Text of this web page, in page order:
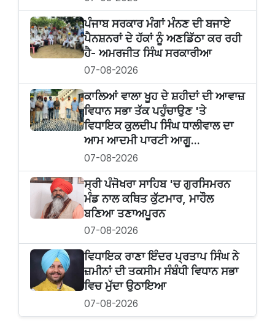
ਪੰਜਾਬ ਸਰਕਾਰ ਮੰਗਾਂ ਮੰਨਣ ਦੀ ਬਜਾਏ
ਪੈਨਸ਼ਨਰਾਂ ਦੇ ਹੱਕਾਂ ਨੂੰ ਅਣਡਿੱਠਾ ਕਰ ਰਹੀ
ਹੈ- ਅਮਰਜੀਤ ਸਿੰਘ ਸਰਕਾਰੀਆ
07-08-2026
ਕਾਲਿਆਂ ਵਾਲਾ ਖੂਹ ਦੇ ਸ਼ਹੀਦਾਂ ਦੀ ਆਵਾਜ਼
ਵਿਧਾਨ ਸਭਾ ਤੱਕ ਪਹੁੰਚਾਉਣ 'ਤੇ
ਵਿਧਾਇਕ ਕੁਲਦੀਪ ਸਿੰਘ ਧਾਲੀਵਾਲ ਦਾ
ਆਮ ਆਦਮੀ ਪਾਰਟੀ ਆਗੂ...
07-08-2026
ਸ੍ਰੀ ਪੰਜੋਖਰਾ ਸਾਹਿਬ 'ਚ ਗੁਰਸਿਮਰਨ
ਮੰਡ ਨਾਲ ਕਥਿਤ ਕੁੱਟਮਾਰ, ਮਾਹੌਲ
ਬਣਿਆ ਤਣਾਅਪੂਰਨ
07-08-2026
ਵਿਧਾਇਕ ਰਾਣਾ ਇੰਦਰ ਪ੍ਰਤਾਪ ਸਿੰਘ ਨੇ
ਜ਼ਮੀਨਾਂ ਦੀ ਤਕਸੀਮ ਸੰਬੰਧੀ ਵਿਧਾਨ ਸਭਾ
ਵਿਚ ਮੁੱਦਾ ਉਠਾਇਆ
07-08-2026